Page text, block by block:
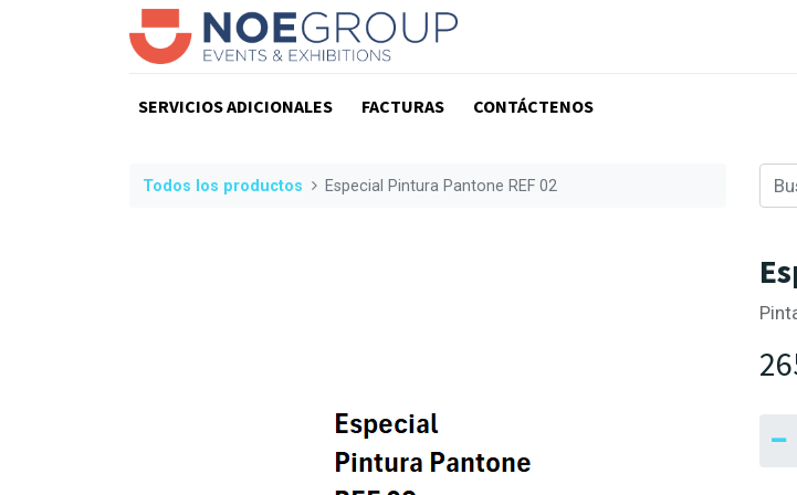
SERVICIOS ADICIONALES FACTURAS CONTÁCTENOS
Todos los productos Especial Pintura Pantone REF 02